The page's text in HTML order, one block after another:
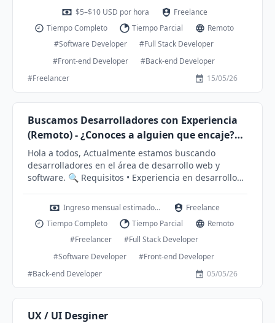
software • Inglés fluido (nivel B2 o superior) •
Portugués o español nativo • Profesional y cómodo en
videollamadas • Buenas habilidades de comunicación
e interpersonales 💰 Compensación • Pago estimado:
$5–$10 USD por hora 🤝 Bono por Referidos ¿Conoces
a alguien que podría encajar perfectamente? Gana
entre $20–$50 USD por cada candidato calificado que
se incorpore exitosamente. 📩 ¿Interesado? Por favor
envía un mensaje en inglés describiendo tu
experiencia, stack tecnológico y disponibilidad.
Estaremos encantados de conectar y compartir más
detalles. 📞 Contacto • Telegram: @happydev39 •
WhatsApp: +57 315 1436412
$5–$10 USD por hora
Freelance
Tiempo Completo
Tiempo Parcial
Remoto
#Software Developer
#Full Stack Developer
#Front-end Developer
#Back-end Developer
#Freelancer
15/05/26
Buscamos Desarrolladores con Experiencia
(Remoto) - ¿Conoces a alguien que encaje?
Gana $20–$50
Hola a todos, Actualmente estamos buscando
desarrolladores en el área de desarrollo web y
software. 🔍 Requisitos • Experiencia en desarrollo
• Comodidad y profesionalismo en videollamadas •
Buenas habilidades de comunicación e
interpersonales 💰 Compensación • Ingreso mensual
estimado: $500–$900 (según disponibilidad y
desempeño) 🤝 Bono por Referidos • ¿Conoces a
alguien que encaje? Gana $20–$50 por cada
candidato calificado que se una 📩 ¿Interesado? Envía
un mensaje en inglés describiendo tu experiencia y
disponibilidad. Estaremos encantados de conectar y
compartir más detalles. 📞 Contacto • Telegram:
Ingreso mensual estimado: $500–$900, Gana $20–$50 por cada c
Freelance
Tiempo Completo
Tiempo Parcial
Remoto
#Freelancer
#Full Stack Developer
#Software Developer
#Front-end Developer
#Back-end Developer
05/05/26
UX / UI Desginer